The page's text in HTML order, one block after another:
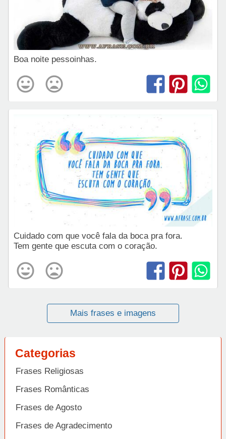
Boa noite pessoinhas.
Cuidado com que você fala da boca pra fora.
Tem gente que escuta com o coração.
Mais frases e imagens
Categorias
Frases Religiosas
Frases Românticas
Frases de Agosto
Frases de Agradecimento